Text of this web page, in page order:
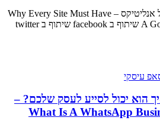
למה כל אתר חייב חיבור לגוגל אנליטיקס – Why Every Site Must Have
A Google Analytics Connection שיתוף ב facebook שיתוף ב twitter
הוא יכול לסייע לעסק שלכם? –
What Is A WhatsApp